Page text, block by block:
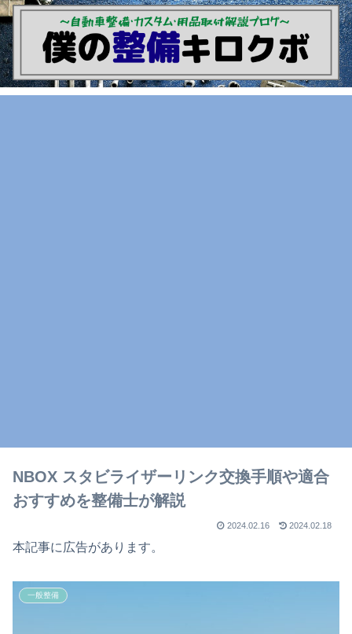
NBOX スタビライザーリンク交換手順や適合
おすすめを整備士が解説
2024.02.16 2024.02.18
本記事に広告があります。
一般整備